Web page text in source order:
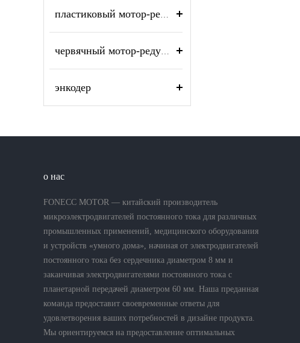
энкодер
о нас
FONECC MOTOR — китайский производитель
микроэлектродвигателей постоянного тока для различных
промышленных применений, медицинского оборудования
и устройств «умного дома», начиная от электродвигателей
постоянного тока без сердечника диаметром 8 мм и
заканчивая электродвигателями постоянного тока с
планетарной передачей диаметром 60 мм. Наша преданная
команда предоставит своевременные ответы для
удовлетворения ваших потребностей в дизайне продукта.
Мы ориентируемся на предоставление оптимальных